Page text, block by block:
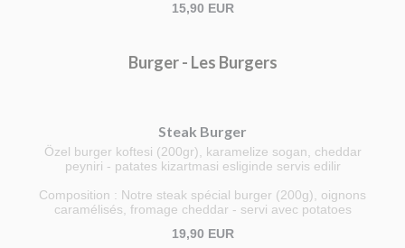
15,90 EUR
Burger - Les Burgers
Steak Burger
Özel burger koftesi (200gr), karamelize sogan, cheddar
peyniri - patates kizartmasi esliginde servis edilir
Composition : Notre steak spécial burger (200g), oignons
caramélisés, fromage cheddar - servi avec potatoes
19,90 EUR